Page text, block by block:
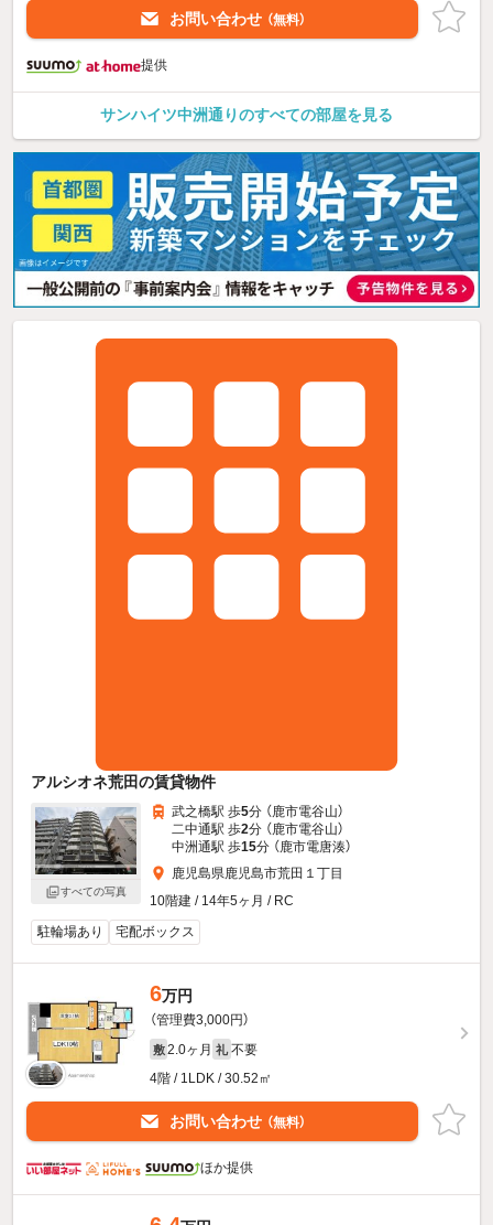
お問い合わせ （無料）
提供
サンハイツ中洲通りのすべての部屋を見る
アルシオネ荒田の賃貸物件
すべての写真
武之橋駅 歩5分 （鹿市電谷山）
二中通駅 歩2分 （鹿市電谷山）
中洲通駅 歩15分 （鹿市電唐湊）
鹿児島県鹿児島市荒田１丁目
10階建 / 14年5ヶ月 / RC
駐輪場あり
宅配ボックス
6万円
（管理費3,000円）
敷 2.0ヶ月 礼 不要
4階 / 1LDK / 30.52㎡
お問い合わせ （無料）
ほか提供